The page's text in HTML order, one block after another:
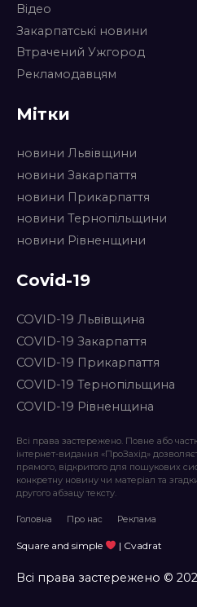
Відео
Закарпатські новини
Втрачений Ужгород
Рекламодавцям
Мітки
новини Львівщини
новини Закарпаття
новини Прикарпаття
новини Тернопільщини
новини Рівненщини
Covid-19
COVID-19 Львівщина
COVID-19 Закарпаття
COVID-19 Прикарпаття
COVID-19 Тернопільщина
COVID-19 Рівненщина
Всі права застережено. Повне або
інтернет-видання «ПроЗахід»
прямого, відкритого для пошукових
конкретну новину чи матеріал та
другого абзацу тексту.
Головна Про нас Реклама
Square and simple | Cvadrat
Всі права застережено ©